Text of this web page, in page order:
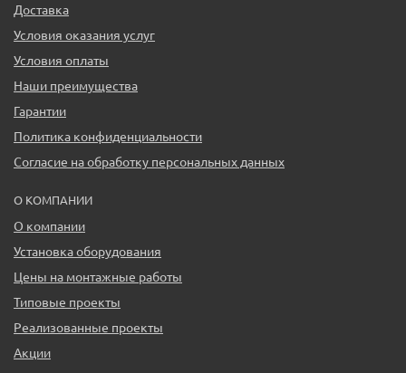
Доставка
Условия оказания услуг
Условия оплаты
Наши преимущества
Гарантии
Политика конфиденциальности
Согласие на обработку персональных данных
О КОМПАНИИ
О компании
Установка оборудования
Цены на монтажные работы
Типовые проекты
Реализованные проекты
Акции